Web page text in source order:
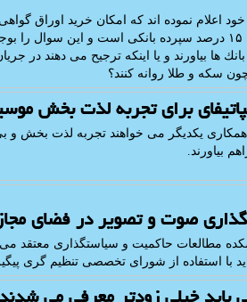
سودی كه سه درصد بالاتر از نرخ ۱۵ درصد سپرده بانكی است و
ها بیاورند و یا اینكه ترجیح می دهند در
سكه و طلا روانه كنند؟
برای تجربه لذت بخش
همكاری یكدیگر می خواهند تجربه لذت بخش
بیاورند.
صوت و تصویر در فضای
مطالعات حاكمیت و سیاستگذاری معتقد
با استفاده از شورای تخصصی تنظیم گری